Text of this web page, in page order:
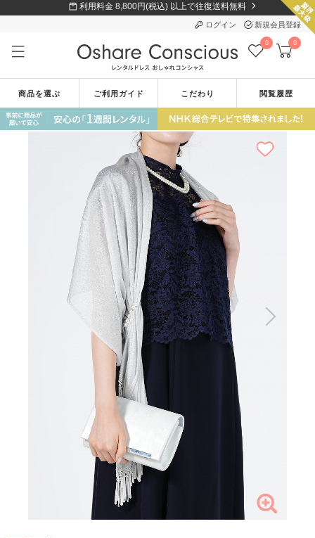
利用料金 8,800円(税込) 以上で往復送料無料
ログイン 新規会員登録
0 0
商品を選ぶ ご利用ガイド こだわり 閲覧履歴